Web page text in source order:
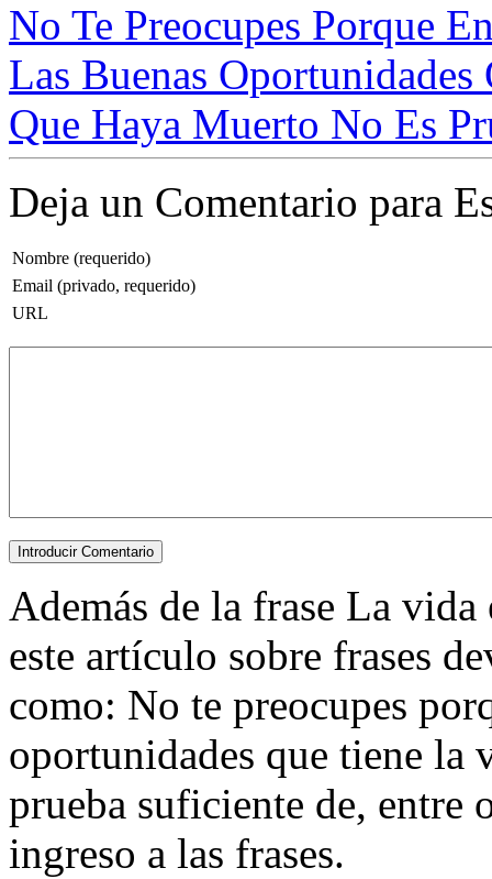
No Te Preocupes Porque
Las Buenas
Que Haya Muerto No Es
Deja un Comentario para
Nombre (requerido)
Email (privado, requerido)
URL
Además de la frase La
este artículo sobre frases
como: No te preocupes
oportunidades que tiene la
prueba suficiente de, entre
ingreso a las frases.